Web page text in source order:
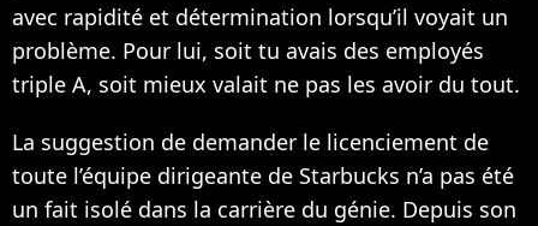
avec rapidité et détermination lorsqu’il voyait un
problème. Pour lui, soit tu avais des employés
triple A, soit mieux valait ne pas les avoir du tout.
La suggestion de demander le licenciement de
toute l’équipe dirigeante de Starbucks n’a pas été
un fait isolé dans la carrière du génie. Depuis son